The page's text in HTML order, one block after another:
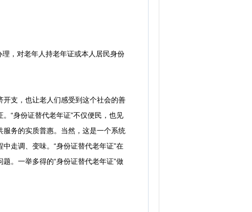
，对老年人持老年证或本人居民身份
支，也让老人们感受到这个社会的善
“身份证替代老年证”不仅便民，也见
务的实质普惠。当然，这是一个系统
走调、变味。“身份证替代老年证”在
。一举多得的“身份证替代老年证”做